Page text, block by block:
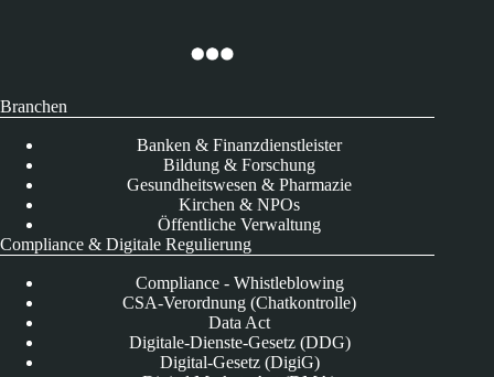
Branchen
Banken & Finanzdienstleister
Bildung & Forschung
Gesundheitswesen & Pharmazie
Kirchen & NPOs
Öffentliche Verwaltung
Compliance & Digitale Regulierung
Compliance - Whistleblowing
CSA-Verordnung (Chatkontrolle)
Data Act
Digitale-Dienste-Gesetz (DDG)
Digital-Gesetz (DigiG)